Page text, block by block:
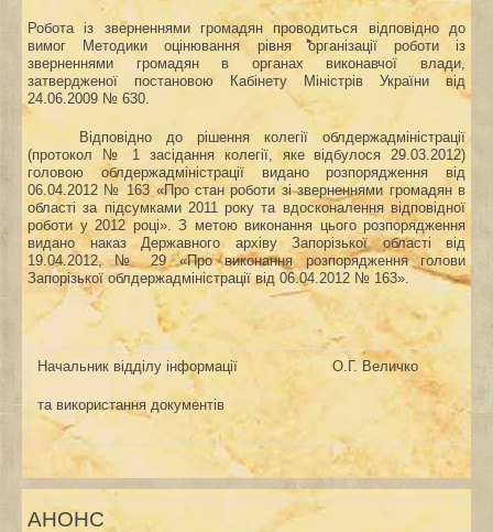
Робота із зверненнями громадян проводиться відповідно до
вимог Методики оцінювання рівня організації роботи із
зверненнями громадян в органах виконавчої влади,
затвердженої постановою Кабінету Міністрів України від
24.06.2009 № 630.
Відповідно до рішення колегії облдержадміністрації
(протокол № 1 засідання колегії, яке відбулося 29.03.2012)
головою облдержадміністрації видано розпорядження від
06.04.2012 № 163 «Про стан роботи зі зверненнями громадян в
області за підсумками 2011 року та вдосконалення відповідної
роботи у 2012 році». З метою виконання цього розпорядження
видано наказ Державного архіву Запорізької області від
19.04.2012, № 29 «Про виконання розпорядження голови
Запорізької облдержадміністрації від 06.04.2012 № 163».
Начальник відділу інформації
та використання документів
О.Г. Величко
АНОНС